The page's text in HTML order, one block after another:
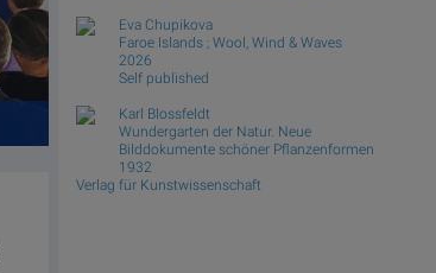
Eva Chupikova
Faroe Islands ; Wool, Wind & Waves
2026
Self published
Karl Blossfeldt
Wundergarten der Natur. Neue
Bilddokumente schöner Pflanzenformen
1932
Verlag für Kunstwissenschaft